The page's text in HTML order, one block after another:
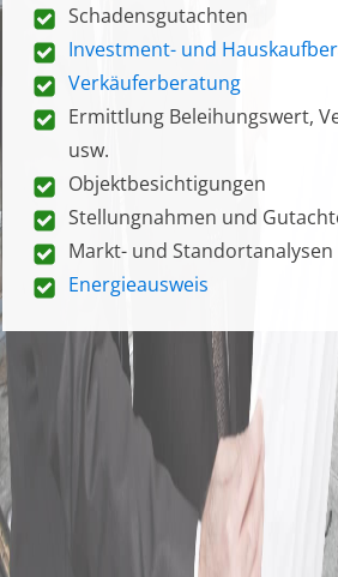
Schadensgutachten
Investment- und
Verkäuferberatung
Ermittlung Beleihungswert,
usw.
Objektbesichtigungen
Stellungnahmen und
Markt- und Standortanalysen
Energieausweis